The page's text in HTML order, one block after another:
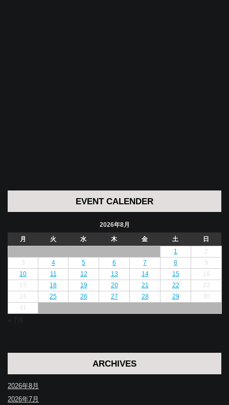
EVENT CALENDER
2026年8月
月
火 水 木 金 土
日
1
2
3
4 5 6 7 8
9
10
11 12 13 14 15
16
17
18 19 20 21 22
23
24
25 26 27 28 29
30
31
« 7月
ARCHIVES
2026年8月
2026年7月